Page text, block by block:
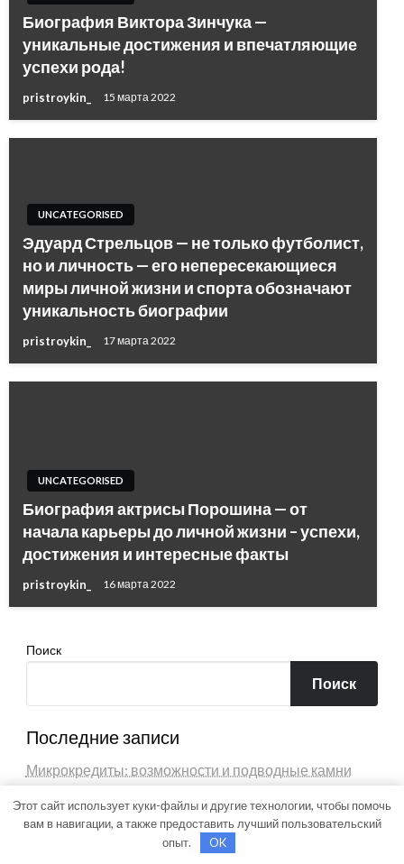
Биография Виктора Зинчука —
уникальные достижения и впечатляющие
успехи рода!
pristroykin_ 15 марта 2022
UNCATEGORISED
Эдуард Стрельцов — не только футболист,
но и личность — его непересекающиеся
миры личной жизни и спорта обозначают
уникальность биографии
pristroykin_ 17 марта 2022
UNCATEGORISED
Биография актрисы Порошина — от
начала карьеры до личной жизни – успехи,
достижения и интересные факты
pristroykin_ 16 марта 2022
Поиск
Поиск
Последние записи
Микрокредиты: возможности и подводные камни
Антипробуксовочные траки: Обзор и Преимущества
Чаны для бани: преимущества, виды и особенности
Этот сайт использует куки-файлы и другие технологии, чтобы помочь
вам в навигации, а также предоставить лучший пользовательский
опыт.
OK